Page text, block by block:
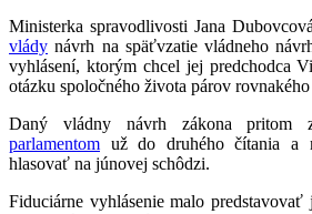
Ministerka spravodlivosti Jana
vlády návrh na späťvzatie vládneho
vyhlásení, ktorým chcel jej predchodca
otázku spoločného života párov
Daný vládny návrh zákona pritom
parlamentom už do druhého čítania a
hlasovať na júnovej schôdzi.
Fiduciárne vyhlásenie malo